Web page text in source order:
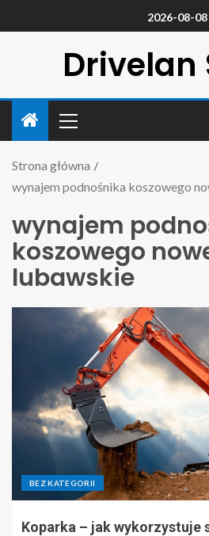
2026-08-08
Drivelan
Strona główna
wynajem podnośnika koszowego
wynajem
koszowego
lubawskie
BEZ KATEGORII
Koparka – jak wykorzystuje